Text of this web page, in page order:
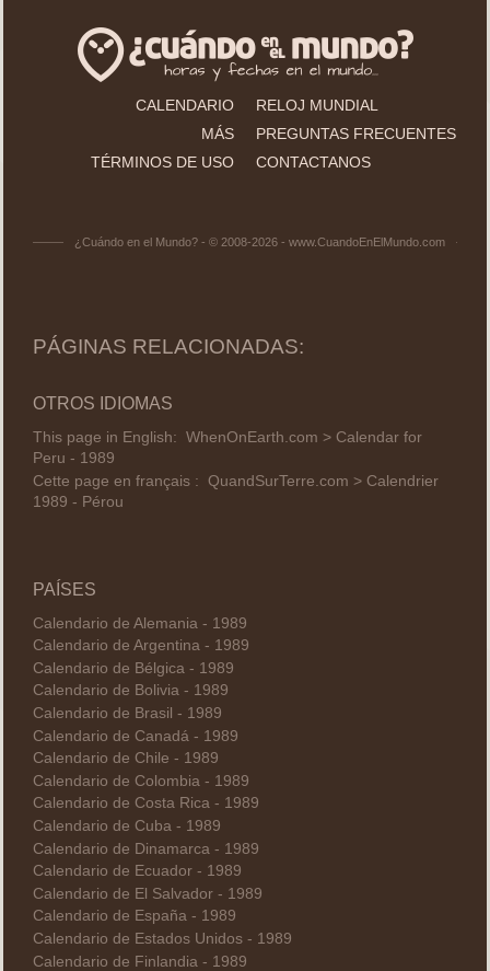
CALENDARIO
RELOJ MUNDIAL
MÁS
PREGUNTAS FRECUENTES
TÉRMINOS DE USO
CONTACTANOS
¿Cuándo en el Mundo? - © 2008-2026 - www.CuandoEnElMundo.com
PÁGINAS RELACIONADAS:
OTROS IDIOMAS
This page in English: WhenOnEarth.com > Calendar for
Peru - 1989
Cette page en français : QuandSurTerre.com > Calendrier
1989 - Pérou
PAÍSES
Calendario de Alemania - 1989
Calendario de Argentina - 1989
Calendario de Bélgica - 1989
Calendario de Bolivia - 1989
Calendario de Brasil - 1989
Calendario de Canadá - 1989
Calendario de Chile - 1989
Calendario de Colombia - 1989
Calendario de Costa Rica - 1989
Calendario de Cuba - 1989
Calendario de Dinamarca - 1989
Calendario de Ecuador - 1989
Calendario de El Salvador - 1989
Calendario de España - 1989
Calendario de Estados Unidos - 1989
Calendario de Finlandia - 1989